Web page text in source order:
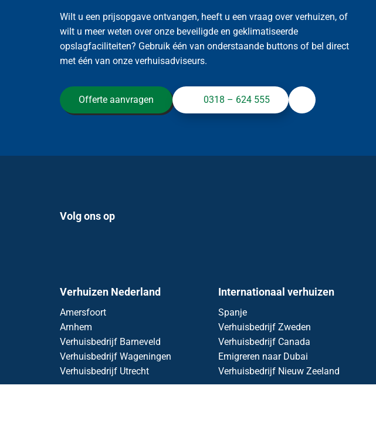
Wilt u een prijsopgave ontvangen, heeft u een vraag over verhuizen, of
wilt u meer weten over onze beveiligde en geklimatiseerde
opslagfaciliteiten? Gebruik één van onderstaande buttons of bel direct
met één van onze verhuisadviseurs.
Offerte aanvragen 0318 – 624 555
Volg ons op
Verhuizen Nederland
Amersfoort
Arnhem
Verhuisbedrijf Barneveld
Verhuisbedrijf Wageningen
Verhuisbedrijf Utrecht
Internationaal verhuizen
Spanje
Verhuisbedrijf Zweden
Verhuisbedrijf Canada
Emigreren naar Dubai
Verhuisbedrijf Nieuw Zeeland